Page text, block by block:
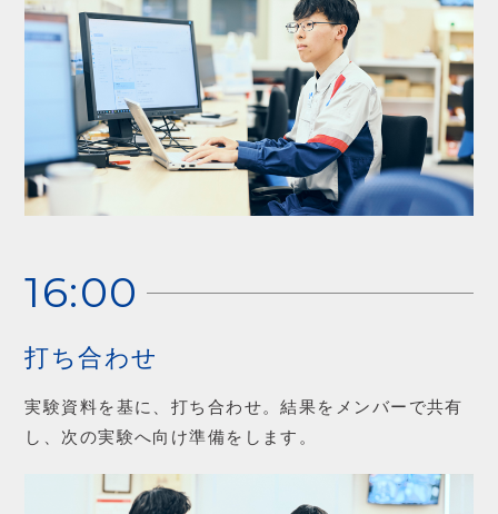
16:00
打ち合わせ
実験資料を基に、打ち合わせ。結果をメンバーで共有
し、次の実験へ向け準備をします。